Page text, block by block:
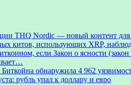
THQ Nordic — новый контент для
китов, использующих XRP,
если Закон о ясности
обнаружила 4 962
рубль упал к доллару и евро